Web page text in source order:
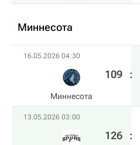
Миннесота
16.05.2026 04:30
Миннесота
109 :
13.05.2026 03:00
126 :